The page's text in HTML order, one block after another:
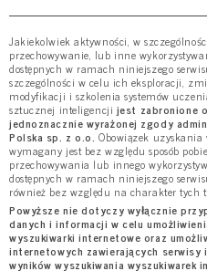
Jakiekolwiek aktywności, w
przechowywanie, lub inne
dostępnych w ramach niniejszego
szczególności w celu ich eksploracji,
modyfikacji i szkolenia systemów
sztucznej inteligencji jest zabronione
jednoznacznie wyrażonej zgody
Polska sp. z o.o. Obowiązek
wymagany jest bez względu sposób
przechowywania lub innego
dostępnych w ramach niniejszego
również bez względu na charakter
Powyższe nie dotyczy wyłącznie
danych i informacji w celu
wyszukiwarki internetowe oraz
internetowych zawierających serwisy
wyników wyszukiwania wyszukiwarek